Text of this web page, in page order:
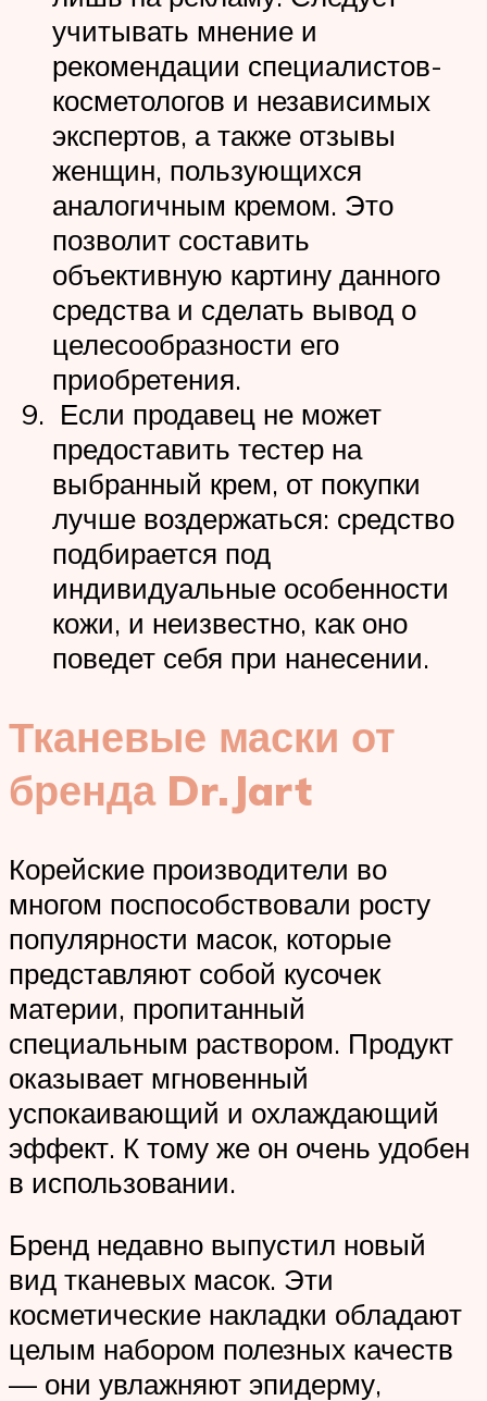
учитывать мнение и
рекомендации специалистов-
косметологов и независимых
экспертов, а также отзывы
женщин, пользующихся
аналогичным кремом. Это
позволит составить
объективную картину данного
средства и сделать вывод о
целесообразности его
приобретения.
Если продавец не может
предоставить тестер на
выбранный крем, от покупки
лучше воздержаться: средство
подбирается под
индивидуальные особенности
кожи, и неизвестно, как оно
поведет себя при нанесении.
Тканевые маски от
бренда Dr.Jart
Корейские производители во
многом поспособствовали росту
популярности масок, которые
представляют собой кусочек
материи, пропитанный
специальным раствором. Продукт
оказывает мгновенный
успокаивающий и охлаждающий
эффект. К тому же он очень удобен
в использовании.
Бренд недавно выпустил новый
вид тканевых масок. Эти
косметические накладки обладают
целым набором полезных качеств
— они увлажняют эпидерму,